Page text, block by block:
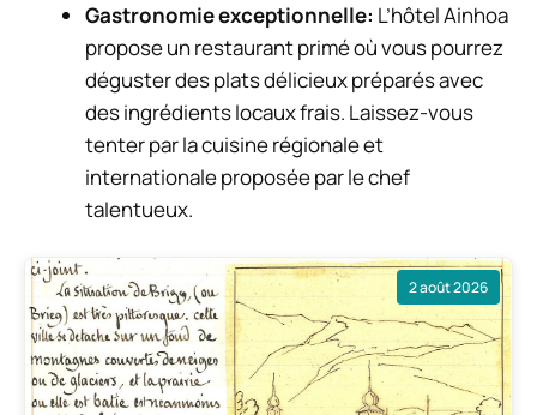
Gastronomie exceptionnelle: L’hôtel Ainhoa
propose un restaurant primé où vous pourrez
déguster des plats délicieux préparés avec
des ingrédients locaux frais. Laissez-vous
tenter par la cuisine régionale et
internationale proposée par le chef
talentueux.
2 août 2026